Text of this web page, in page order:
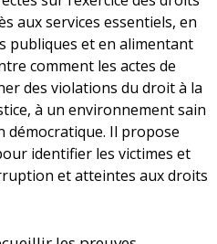
aux services essentiels, en
publiques et en alimentant
comment les actes de
des violations du droit à la
à un environnement sain
démocratique. Il propose
identifier les victimes et
et atteintes aux droits